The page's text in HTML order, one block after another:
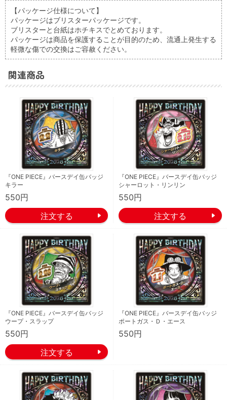
【パッケージ仕様について】
パッケージはブリスターパッケージです。
ブリスターと台紙はホチキスでとめております。
パッケージは商品を保護することが目的のため、流通上発生する
軽微な傷での交換はご容赦ください。
関連商品
『ONE PIECE』バースデイ缶バッジ
キラー
550円
『ONE PIECE』バースデイ缶バッジ
シャーロット・リンリン
550円
『ONE PIECE』バースデイ缶バッジ
ウープ・スラップ
550円
『ONE PIECE』バースデイ缶バッジ
ポートガス・Ｄ・エース
550円